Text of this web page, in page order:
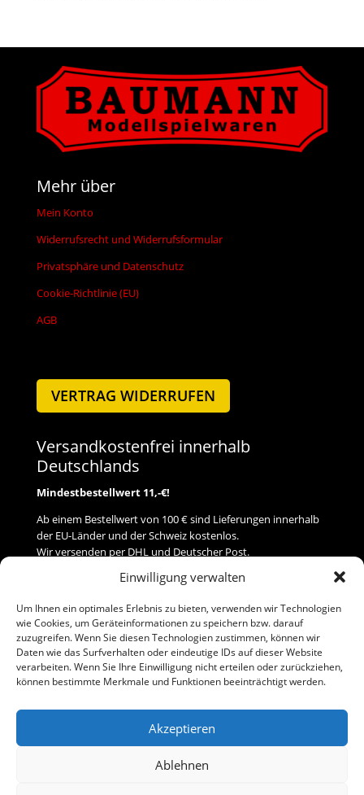
Einwilligung verwalten
Um Ihnen ein optimales Erlebnis zu bieten, verwenden wir Technologien
wie Cookies, um Geräteinformationen zu speichern bzw. darauf
zuzugreifen. Wenn Sie diesen Technologien zustimmen, können wir
Daten wie das Surfverhalten oder eindeutige IDs auf dieser Website
verarbeiten. Wenn Sie Ihre Einwilligung nicht erteilen oder zurückziehen,
können bestimmte Merkmale und Funktionen beeinträchtigt werden.
Akzeptieren
Ablehnen
Mehr über
Mein Konto
Widerrufsrecht und Widerrufsformular
Privatsphäre und Datenschutz
Cookie-Richtlinie (EU)
AGB
VERTRAG WIDERRUFEN
Versandkostenfrei innerhalb
Deutschlands
Mindestbestellwert 11,-€!
Ab einem Bestellwert von 100 € sind Lieferungen innerhalb
der EU-Länder und der Schweiz kostenlos.
Wir versenden per DHL und Deutscher Post.
Versand
Zahlung
Baumann Modellspielwaren
Telefon (0 91 61) 33 84